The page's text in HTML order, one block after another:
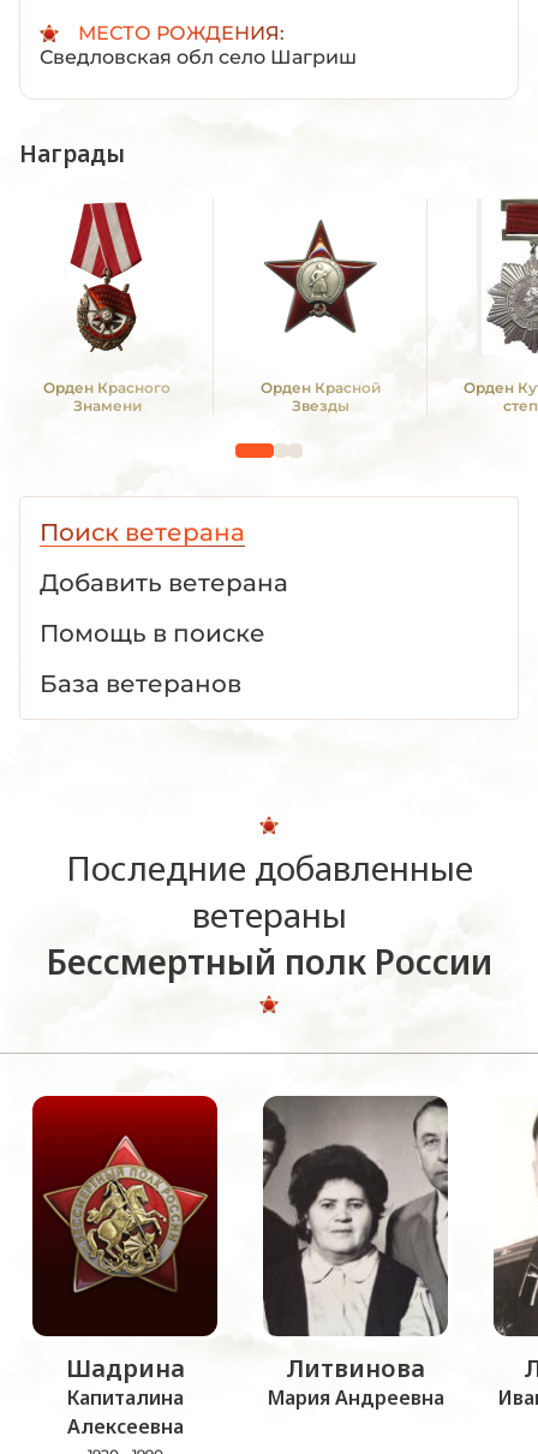
МЕСТО РОЖДЕНИЯ:
Сведловская обл село Шагриш
Награды
Орден Красного
Знамени
Орден Красной
Звезды
Орден
Поиск ветерана
Добавить ветерана
Помощь в поиске
База ветеранов
Последние добавленные
ветераны
Бессмертный полк России
Шадрина
Капиталина
Алексеевна
Литвинова
Мария Андреевна